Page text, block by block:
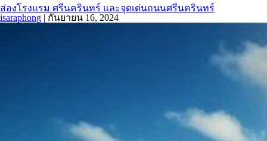
ส่องโรงแรม ศรีนครินทร์ และจุดเด่นถนนศรีนครินทร์
isaraphong | กันยายน 16, 2024